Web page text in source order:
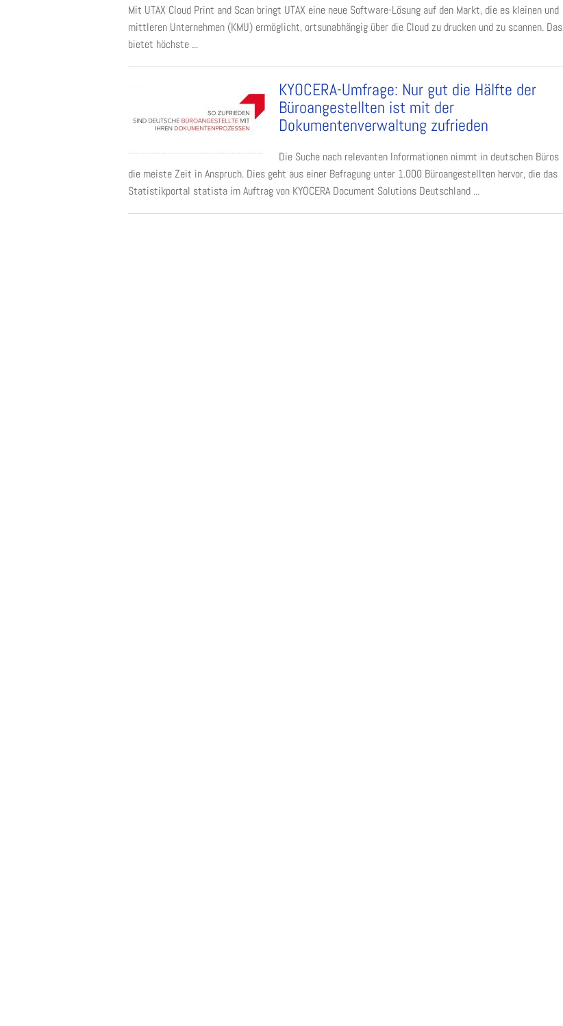
Mit UTAX Cloud Print and Scan bringt UTAX eine neue Software-Lösung auf den Markt, die es kleinen und
mittleren Unternehmen (KMU) ermöglicht, ortsunabhängig über die Cloud zu drucken und zu scannen. Das
bietet höchste ...
KYOCERA-Umfrage: Nur gut die Hälfte der
Büroangestellten ist mit der
Dokumentenverwaltung zufrieden
Die Suche nach relevanten Informationen nimmt in deutschen Büros
die meiste Zeit in Anspruch. Dies geht aus einer Befragung unter 1.000 Büroangestellten hervor, die das
Statistikportal statista im Auftrag von KYOCERA Document Solutions Deutschland ...